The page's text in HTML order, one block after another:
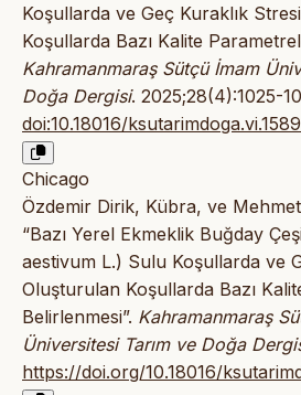
Koşullarda ve Geç Kuraklık
Koşullarda Bazı Kalite
Kahramanmaraş Sütçü İmam
Doğa Dergisi. 2025;28(4):1025-
doi:10.18016/
Chicago
Özdemir Dirik, Kübra, ve
“Bazı Yerel Ekmeklik Buğday
aestivum L.) Sulu Koşullarda ve
Oluşturulan Koşullarda Bazı
Belirlenmesi”. Kahramanmaraş
Üniversitesi Tarım ve Doğa
https://doi.org/10.18016/